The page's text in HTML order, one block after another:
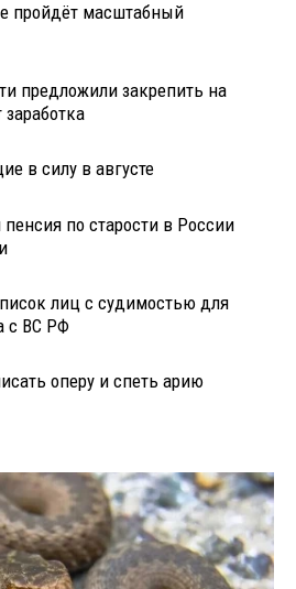
пройдёт масштабный
предложили закрепить на
в силу в августе
по старости в России
лиц с судимостью для
с ВС РФ
оперу и спеть арию